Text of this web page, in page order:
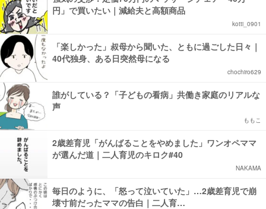
円」で買いたい｜減給夫と高額商品
kotti_0901
「楽しかった」叔母から聞いた、ともに過ごした日々｜
40代独身、ある日突然母になる
chochiro629
誰がしている？「子どもの看病」共働き家庭のリアルな
声
ももこ
2歳差育児「がんばることをやめました」ワンオペママ
が選んだ道｜二人育児のキロク#40
NAKAMA
毎日のように、「怒って泣いていた」…2歳差育児で崩
壊寸前だったママの告白｜二人育…